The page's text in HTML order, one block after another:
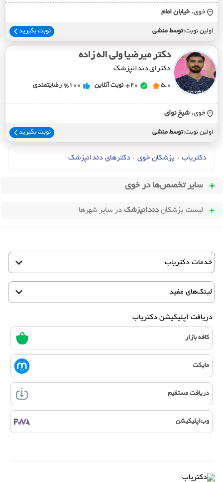
خوی، خيابان امام
اولین نوبت:توسط منشی نوبت بگیرید
دکتر میرضیا ولی اله زاده
دکترای دندانپزشک
5.0
20+ نوبت آنلاین %100 رضایتمندی
خوی، شيخ نواي
اولین نوبت:توسط منشی نوبت بگیرید
دکتریاب › پزشکان خوی › دکترهای دندانپزشک
سایر تخصص‌ها در خوی
لیست پزشکان دندانپزشک در سایر شهرها
خدمات دکتریاب
لینک‌های مفید
دریافت اپلیکیشن دکتریاب
کافه بازار
مایکت
دریافت مستقیم
وب‌اپلیکیشن